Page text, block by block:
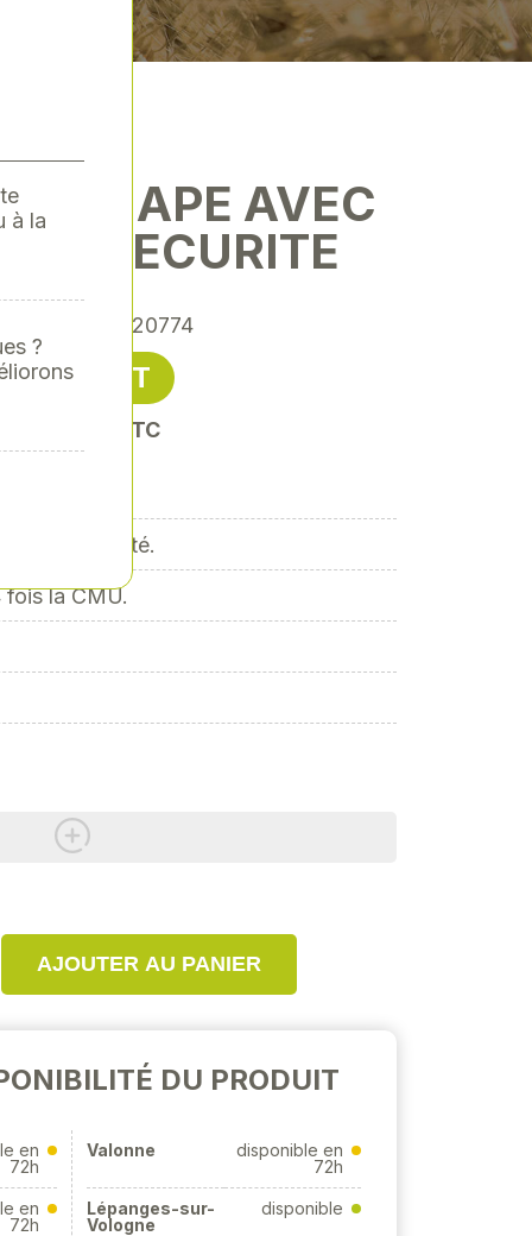
A CHAPE AVEC
DE SECURITE
: SODI20774
€ HT
56,98 € TTC
de sécurité.
la CMU.
AJOUTER AU PANIER
DU PRODUIT
en
72h
en
72h
Valonne
disponible en
72h
Lépanges-sur-
Vologne
disponible
à la
?